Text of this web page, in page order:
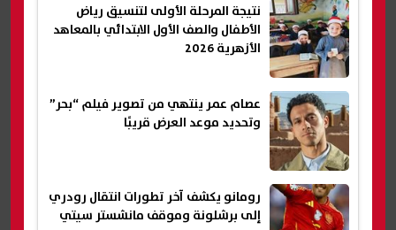
نتيجة المرحلة الأولى لتنسيق رياض
الأطفال والصف الأول الابتدائي بالمعاهد
الأزهرية 2026
عصام عمر ينتهي من تصوير فيلم “بحر”
وتحديد موعد العرض قريبًا
رومانو يكشف آخر تطورات انتقال رودري
إلى برشلونة وموقف مانشستر سيتي